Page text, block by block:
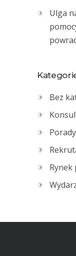
Ulga
Bez
Porady
Rynek